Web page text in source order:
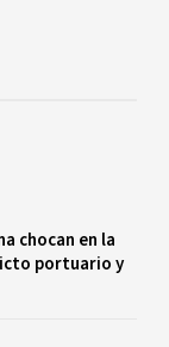
chocan en la
portuario y